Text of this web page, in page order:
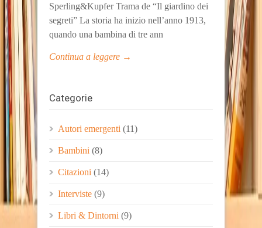
Sperling&Kupfer Trama de “Il giardino dei
segreti” La storia ha inizio nell’anno 1913,
quando una bambina di tre ann
Continua a leggere →
Categorie
Autori emergenti (11)
Bambini (8)
Citazioni (14)
Interviste (9)
Libri & Dintorni (9)